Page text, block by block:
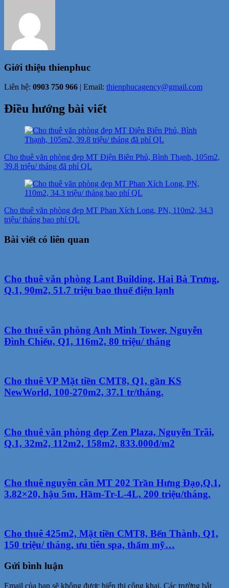
Giới thiệu thienphuc
Liên hệ: 0903 750 966 | Email: thienphucagency@gmail.com
Điều hướng bài viết
Cho thuê văn phòng đẹp MT Điện Biên Phủ, Bình Thạnh, 105m2,
39.8 triệu/ tháng đã phí QL
Cho thuê văn phòng đẹp MT Phan Xích Long, PN, 110m2, 34.3
triệu/ tháng bao phí QL
Bài viết có liên quan
Cho thuê văn phòng Lant Building, Hai Bà Trưng,
Q.1, 90m2, 51.7 triệu bao thuế điện lạnh
Cho thuê văn phòng Anh Minh Tower, Nguyễn
Đình Chiểu, Q1, 116m2, 80 triệu/ tháng
Cho thuê VP Mặt tiền CMT8, Q1, gần KS
NewWorld, 100-270m2, 37.1 tr/tháng.
Cho thuê văn phòng đẹp Zen Plaza, Nguyễn Trãi,
Q.1, 32m2, 112m2, 158m2, 833.000đ/m2
Cho thuê nguyên căn MT 202 Trần Hưng Đạo,Q.1,
3.82×20, hậu 5m, Hầm-Tr-L-4L, 200 triệu/tháng.
Cho thuê 425m2, Mặt tiền CMT8, Bến Thành, Q1,
150 triệu/ tháng, ưu tiên spa, thẩm mỹ…
Gửi bình luận
Email của bạn sẽ không được hiển thị công khai. Các trường bắt